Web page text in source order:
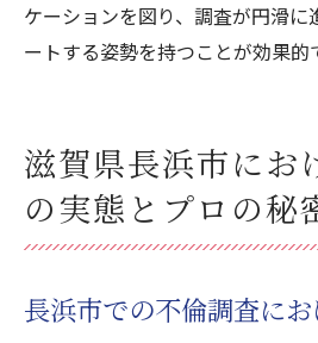
ケーションを図り、調査が円滑に
ートする姿勢を持つことが効果的
滋賀県長浜市にお
の実態とプロの秘
長浜市での不倫調査に